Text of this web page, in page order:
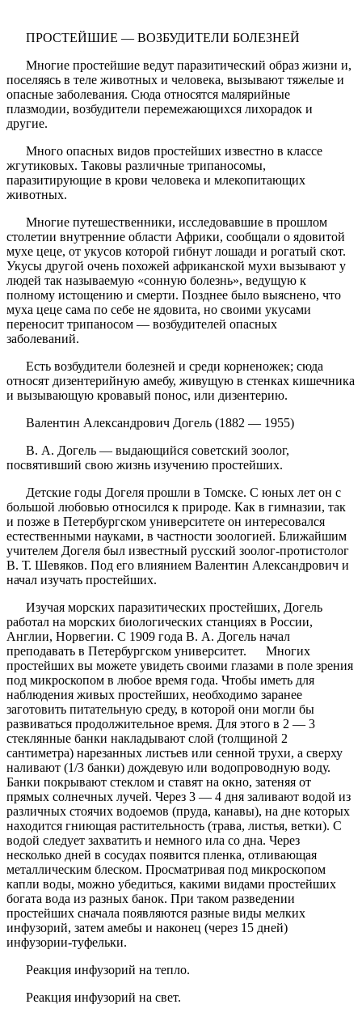
ПРОСТЕЙШИЕ — ВОЗБУДИТЕЛИ БОЛЕЗНЕЙ
Многие простейшие ведут паразитический образ жизни и,
поселяясь в теле животных и человека, вызывают тяжелые и
опасные заболевания. Сюда относятся малярийные
плазмодии, возбудители перемежающихся лихорадок и
другие.
Много опасных видов простейших известно в классе
жгутиковых. Таковы различные трипаносомы,
паразитирующие в крови человека и млекопитающих
животных.
Многие путешественники, исследовавшие в прошлом
столетии внутренние области Африки, сообщали о ядовитой
мухе цеце, от укусов которой гибнут лошади и рогатый скот.
Укусы другой очень похожей африканской мухи вызывают у
людей так называемую «сонную болезнь», ведущую к
полному истощению и смерти. Позднее было выяснено, что
муха цеце сама по себе не ядовита, но своими укусами
переносит трипаносом — возбудителей опасных
заболеваний.
Есть возбудители болезней и среди корненожек; сюда
относят дизентерийную амебу, живущую в стенках кишечника
и вызывающую кровавый понос, или дизентерию.
Валентин Александрович Догель (1882 — 1955)
В. А. Догель — выдающийся советский зоолог,
посвятивший свою жизнь изучению простейших.
Детские годы Догеля прошли в Томске. С юных лет он с
большой любовью относился к природе. Как в гимназии, так
и позже в Петербургском университете он интересовался
естественными науками, в частности зоологией. Ближайшим
учителем Догеля был известный русский зоолог-протистолог
В. Т. Шевяков. Под его влиянием Валентин Александрович и
начал изучать простейших.
Изучая морских паразитических простейших, Догель
работал на морских биологических станциях в России,
Англии, Норвегии. С 1909 года В. А. Догель начал
преподавать в Петербургском университет. Многих
простейших вы можете увидеть своими глазами в поле зрения
под микроскопом в любое время года. Чтобы иметь для
наблюдения живых простейших, необходимо заранее
заготовить питательную среду, в которой они могли бы
развиваться продолжительное время. Для этого в 2 — 3
стеклянные банки накладывают слой (толщиной 2
сантиметра) нарезанных листьев или сенной трухи, а сверху
наливают (1/3 банки) дождевую или водопроводную воду.
Банки покрывают стеклом и ставят на окно, затеняя от
прямых солнечных лучей. Через 3 — 4 дня заливают водой из
различных стоячих водоемов (пруда, канавы), на дне которых
находится гниющая растительность (трава, листья, ветки). С
водой следует захватить и немного ила со дна. Через
несколько дней в сосудах появится пленка, отливающая
металлическим блеском. Просматривая под микроскопом
капли воды, можно убедиться, какими видами простейших
богата вода из разных банок. При таком разведении
простейших сначала появляются разные виды мелких
инфузорий, затем амебы и наконец (через 15 дней)
инфузории-туфельки.
Реакция инфузорий на тепло.
Реакция инфузорий на свет.